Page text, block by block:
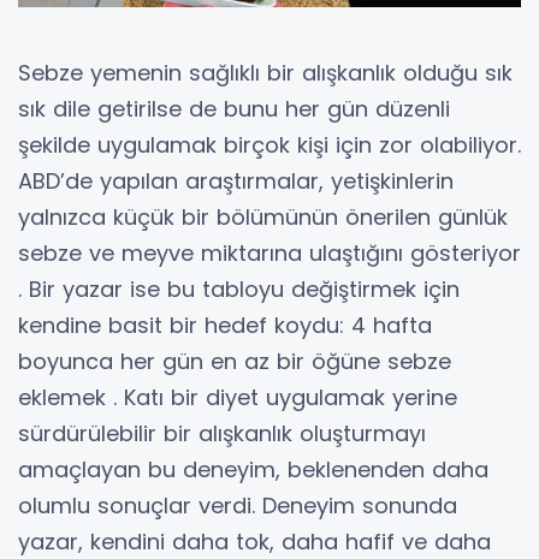
Sebze yemenin sağlıklı bir alışkanlık olduğu sık
sık dile getirilse de bunu her gün düzenli
şekilde uygulamak birçok kişi için zor olabiliyor.
ABD’de yapılan araştırmalar, yetişkinlerin
yalnızca küçük bir bölümünün önerilen günlük
sebze ve meyve miktarına ulaştığını gösteriyor
. Bir yazar ise bu tabloyu değiştirmek için
kendine basit bir hedef koydu: 4 hafta
boyunca her gün en az bir öğüne sebze
eklemek . Katı bir diyet uygulamak yerine
sürdürülebilir bir alışkanlık oluşturmayı
amaçlayan bu deneyim, beklenenden daha
olumlu sonuçlar verdi. Deneyim sonunda
yazar, kendini daha tok, daha hafif ve daha